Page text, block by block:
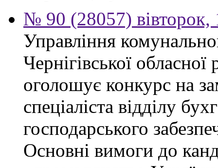
№ 90 (28057) вівторок,
Управління
Чернігівської обласної
оголошує конкурс на
спеціаліста відділу
господарського
Основні вимоги до